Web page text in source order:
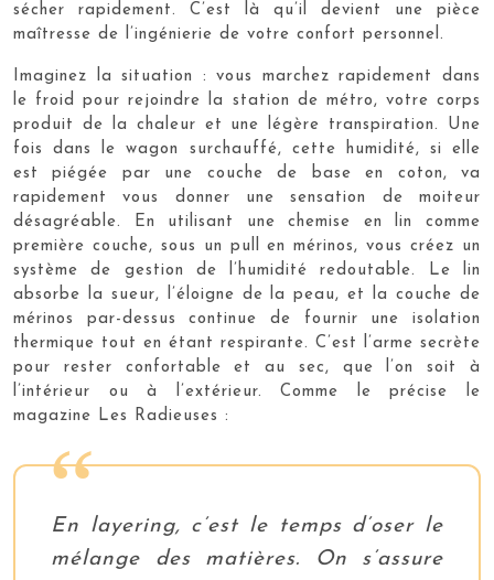
sécher rapidement. C’est là qu’il devient une pièce
maîtresse de l’ingénierie de votre confort personnel.
Imaginez la situation : vous marchez rapidement dans
le froid pour rejoindre la station de métro, votre corps
produit de la chaleur et une légère transpiration. Une
fois dans le wagon surchauffé, cette humidité, si elle
est piégée par une couche de base en coton, va
rapidement vous donner une sensation de moiteur
désagréable. En utilisant une chemise en lin comme
première couche, sous un pull en mérinos, vous créez un
système de gestion de l’humidité redoutable. Le lin
absorbe la sueur, l’éloigne de la peau, et la couche de
mérinos par-dessus continue de fournir une isolation
thermique tout en étant respirante. C’est l’arme secrète
pour rester confortable et au sec, que l’on soit à
l’intérieur ou à l’extérieur. Comme le précise le
magazine Les Radieuses :
En layering, c’est le temps d’oser le
mélange des matières. On s’assure